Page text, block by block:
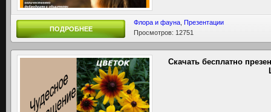
ПОДРОБНЕЕ
Флора и фауна Презентации
Просмотров: 12751
Скачать бесплатно